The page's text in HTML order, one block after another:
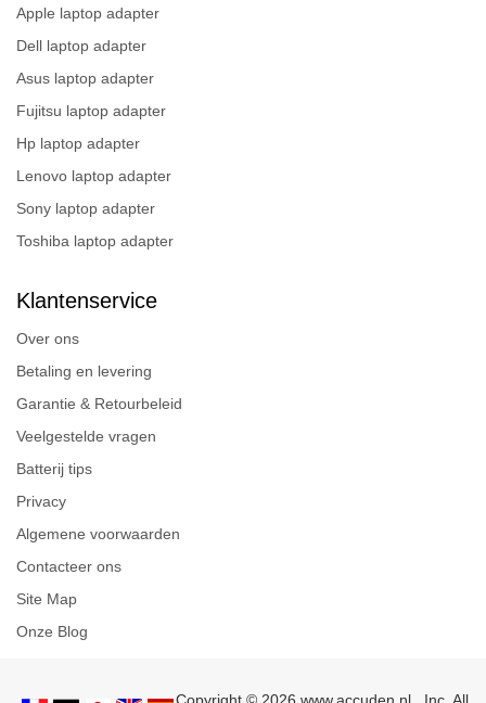
Apple laptop adapter
Dell laptop adapter
Asus laptop adapter
Fujitsu laptop adapter
Hp laptop adapter
Lenovo laptop adapter
Sony laptop adapter
Toshiba laptop adapter
Klantenservice
Over ons
Betaling en levering
Garantie & Retourbeleid
Veelgestelde vragen
Batterij tips
Privacy
Algemene voorwaarden
Contacteer ons
Site Map
Onze Blog